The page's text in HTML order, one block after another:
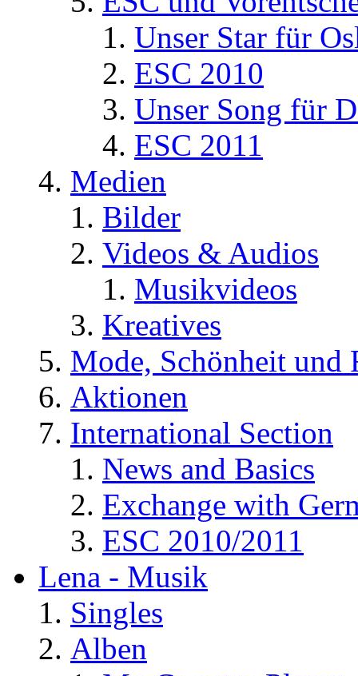
Unser Star für
ESC 2010
Unser Song für
ESC 2011
Medien
Bilder
Videos & Audios
Musikvideos
Kreatives
Mode, Schönheit und
Aktionen
International Section
News and Basics
Exchange with
ESC 2010/2011
Lena - Musik
Singles
Alben